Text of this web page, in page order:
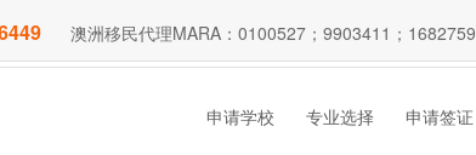
澳洲移民代理MARA：0100527；9903411；1682759
申请学校 专业选择 申请签证